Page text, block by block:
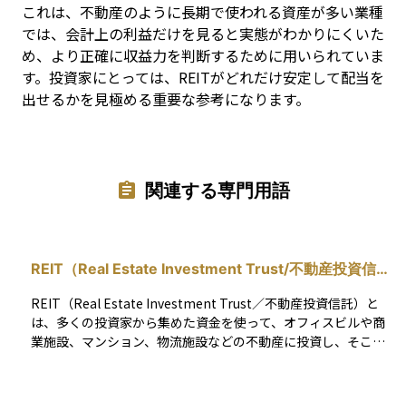
これは、不動産のように長期で使われる資産が多い業種
では、会計上の利益だけを見ると実態がわかりにくいた
め、より正確に収益力を判断するために用いられていま
す。投資家にとっては、REITがどれだけ安定して配当を
出せるかを見極める重要な参考になります。
関連する専門用語
REIT（Real Estate Investment Trust/不動産投資信
REIT（Real Estate Investment Trust／不動産投資信託）と
は、多くの投資家から集めた資金を使って、オフィスビルや商
業施設、マンション、物流施設などの不動産に投資し、そこで